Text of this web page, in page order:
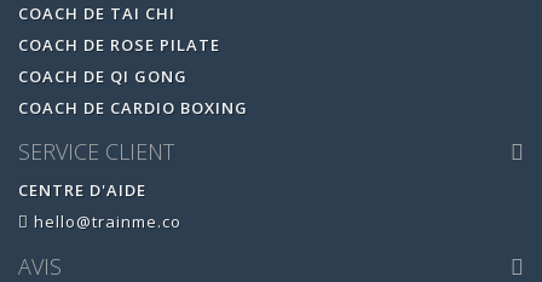
COACH DE TAI CHI
COACH DE ROSE PILATE
COACH DE QI GONG
COACH DE CARDIO BOXING
SERVICE CLIENT
CENTRE D'AIDE
hello@trainme.co
AVIS